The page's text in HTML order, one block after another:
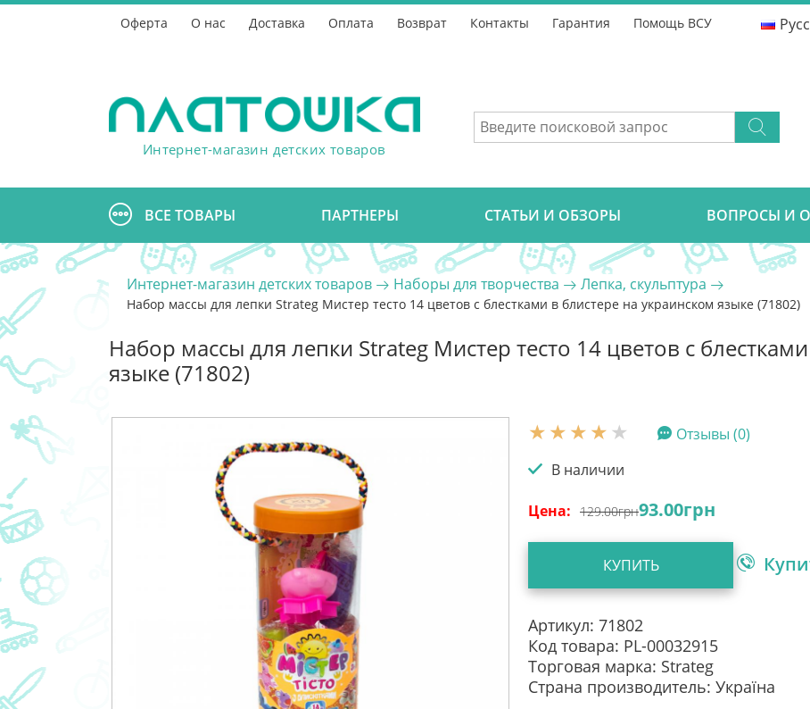
Оферта О нас Доставка Оплата Возврат Контакты Гарантия Помощь ВСУ
Интернет-магазин детских товаров
ВСЕ ТОВАРЫ ПАРТНЕРЫ CТАТЬИ И ОБЗОРЫ ВОПРОСЫ И
Интернет-магазин детских товаров Наборы для творчества Лепка, скульптура
Набор массы для лепки Strateg Мистер тесто 14 цветов с блестками в блистере на украинском языке (71802)
Набор массы для лепки Strateg Мистер тесто 14 цветов с
языке (71802)
Отзывы (0)
В наличии
Цена: 129.00грн93.00грн
КУПИТЬ
Артикул: 71802
Код товара: PL-00032915
Торговая марка: Strateg
Страна производитель: Україна